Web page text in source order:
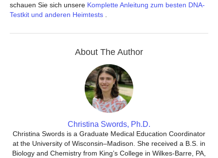
schauen Sie sich unsere Komplette Anleitung zum besten DNA-
Testkit und anderen Heimtests .
About The Author
Christina Swords, Ph.D.
Christina Swords is a Graduate Medical Education Coordinator
at the University of Wisconsin–Madison. She received a B.S. in
Biology and Chemistry from King’s College in Wilkes-Barre, PA,